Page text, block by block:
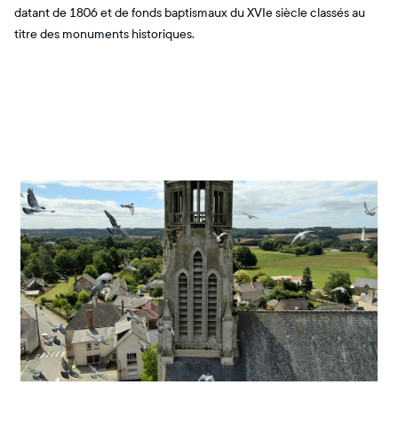
datant de 1806 et de fonds baptismaux du XVIe siècle classés au
titre des monuments historiques.